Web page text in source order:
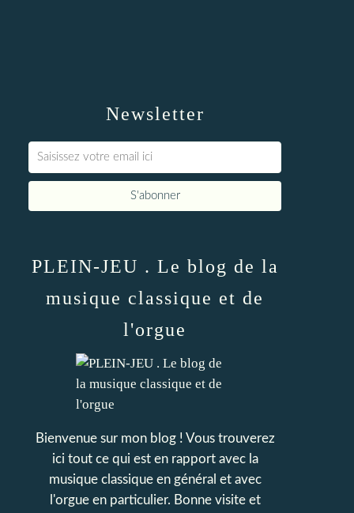
Newsletter
PLEIN-JEU . Le blog de la
musique classique et de
l'orgue
Bienvenue sur mon blog ! Vous trouverez
ici tout ce qui est en rapport avec la
musique classique en général et avec
l'orgue en particulier. Bonne visite et